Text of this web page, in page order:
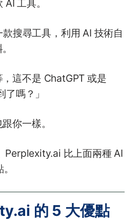
工具。
搜尋工具，利用 AI 技術自
這不是 ChatGPT 或是
嗎？」
你一樣。
Perplexity.ai 比上面兩種 AI
的 5 大優點